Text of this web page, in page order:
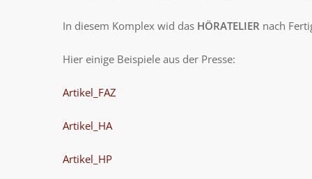
In diesem Komplex wid das HÖRATELIER nach
Hier einige Beispiele aus der Presse:
Artikel_FAZ
Artikel_HA
Artikel_HP